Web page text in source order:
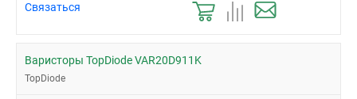
Связаться
Варисторы TopDiode VAR20D911K
TopDiode